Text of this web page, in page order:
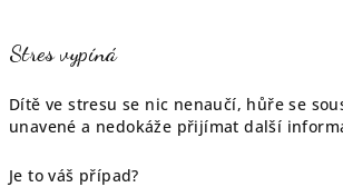
Stres vypíná
Dítě ve stresu se nic nenaučí, hůře se
unavené a nedokáže přijímat další
Je to váš případ?